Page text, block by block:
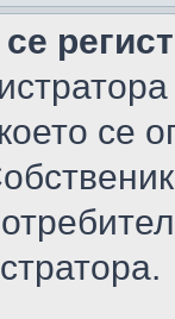
се